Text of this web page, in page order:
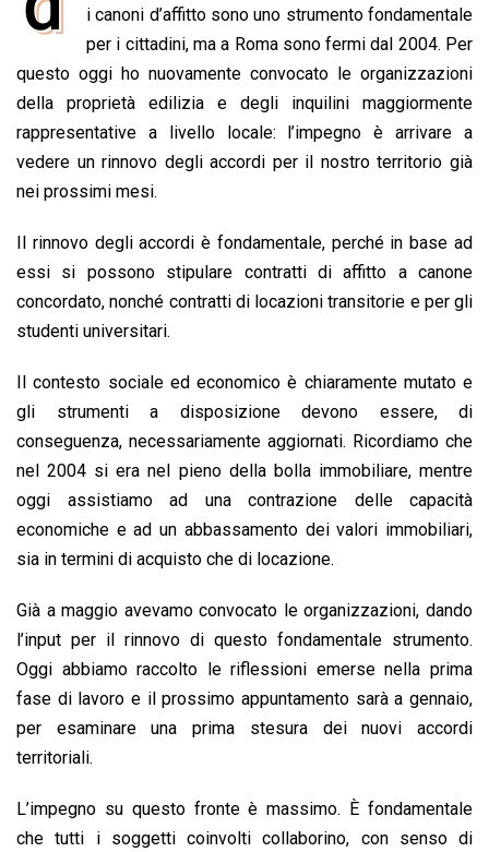
e
o
o
k
t
s
A
p
p
k
e
d
I
e
a
d
s
i
l
y
L
i
n
k
n
t
i canoni d’affitto sono uno strumento fondamentale
per i cittadini, ma a Roma sono fermi dal 2004. Per
questo oggi ho nuovamente convocato le organizzazioni
della proprietà edilizia e degli inquilini maggiormente
rappresentative a livello locale: l’impegno è arrivare a
vedere un rinnovo degli accordi per il nostro territorio già
nei prossimi mesi.
Il rinnovo degli accordi è fondamentale, perché in base ad
essi si possono stipulare contratti di affitto a canone
concordato, nonché contratti di locazioni transitorie e per gli
studenti universitari.
Il contesto sociale ed economico è chiaramente mutato e
gli strumenti a disposizione devono essere, di
conseguenza, necessariamente aggiornati. Ricordiamo che
nel 2004 si era nel pieno della bolla immobiliare, mentre
oggi assistiamo ad una contrazione delle capacità
economiche e ad un abbassamento dei valori immobiliari,
sia in termini di acquisto che di locazione.
Già a maggio avevamo convocato le organizzazioni, dando
l’input per il rinnovo di questo fondamentale strumento.
Oggi abbiamo raccolto le riflessioni emerse nella prima
fase di lavoro e il prossimo appuntamento sarà a gennaio,
per esaminare una prima stesura dei nuovi accordi
territoriali.
L’impegno su questo fronte è massimo. È fondamentale
che tutti i soggetti coinvolti collaborino, con senso di